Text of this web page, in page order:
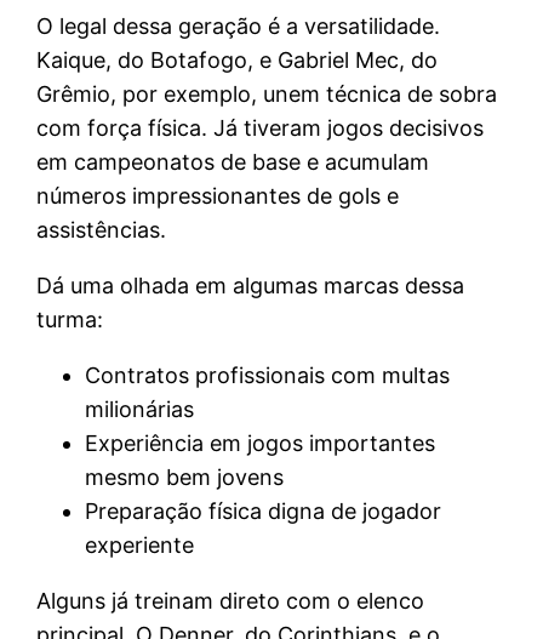
O legal dessa geração é a versatilidade.
Kaique, do Botafogo, e Gabriel Mec, do
Grêmio, por exemplo, unem técnica de sobra
com força física. Já tiveram jogos decisivos
em campeonatos de base e acumulam
números impressionantes de gols e
assistências.
Dá uma olhada em algumas marcas dessa
turma:
Contratos profissionais com multas
milionárias
Experiência em jogos importantes
mesmo bem jovens
Preparação física digna de jogador
experiente
Alguns já treinam direto com o elenco